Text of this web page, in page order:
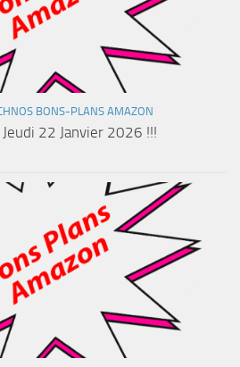
BONS-PLANS AMAZON
22 Janvier 2026 !!!